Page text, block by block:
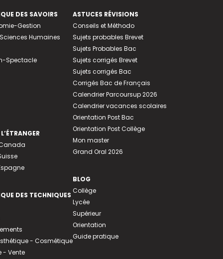
DES SAVOIRS
Gestion
Humaines
Spectacle
DES TECHNIQUES
- Cosmétique
- Vente
ASTUCES RÉVISIONS
Conseils et Méthodo
Sujets probables Brevet
Sujets Probables Bac
Sujets corrigés Brevet
Sujets corrigés Bac
Corrigés Bac de Français
Calendrier Parcoursup 2026
Calendrier vacances scolaires
Orientation Post Bac
Orientation Post Collège
Mon master
Grand Oral 2026
BLOG
Collège
Lycée
Supérieur
Orientation
Guide pratique